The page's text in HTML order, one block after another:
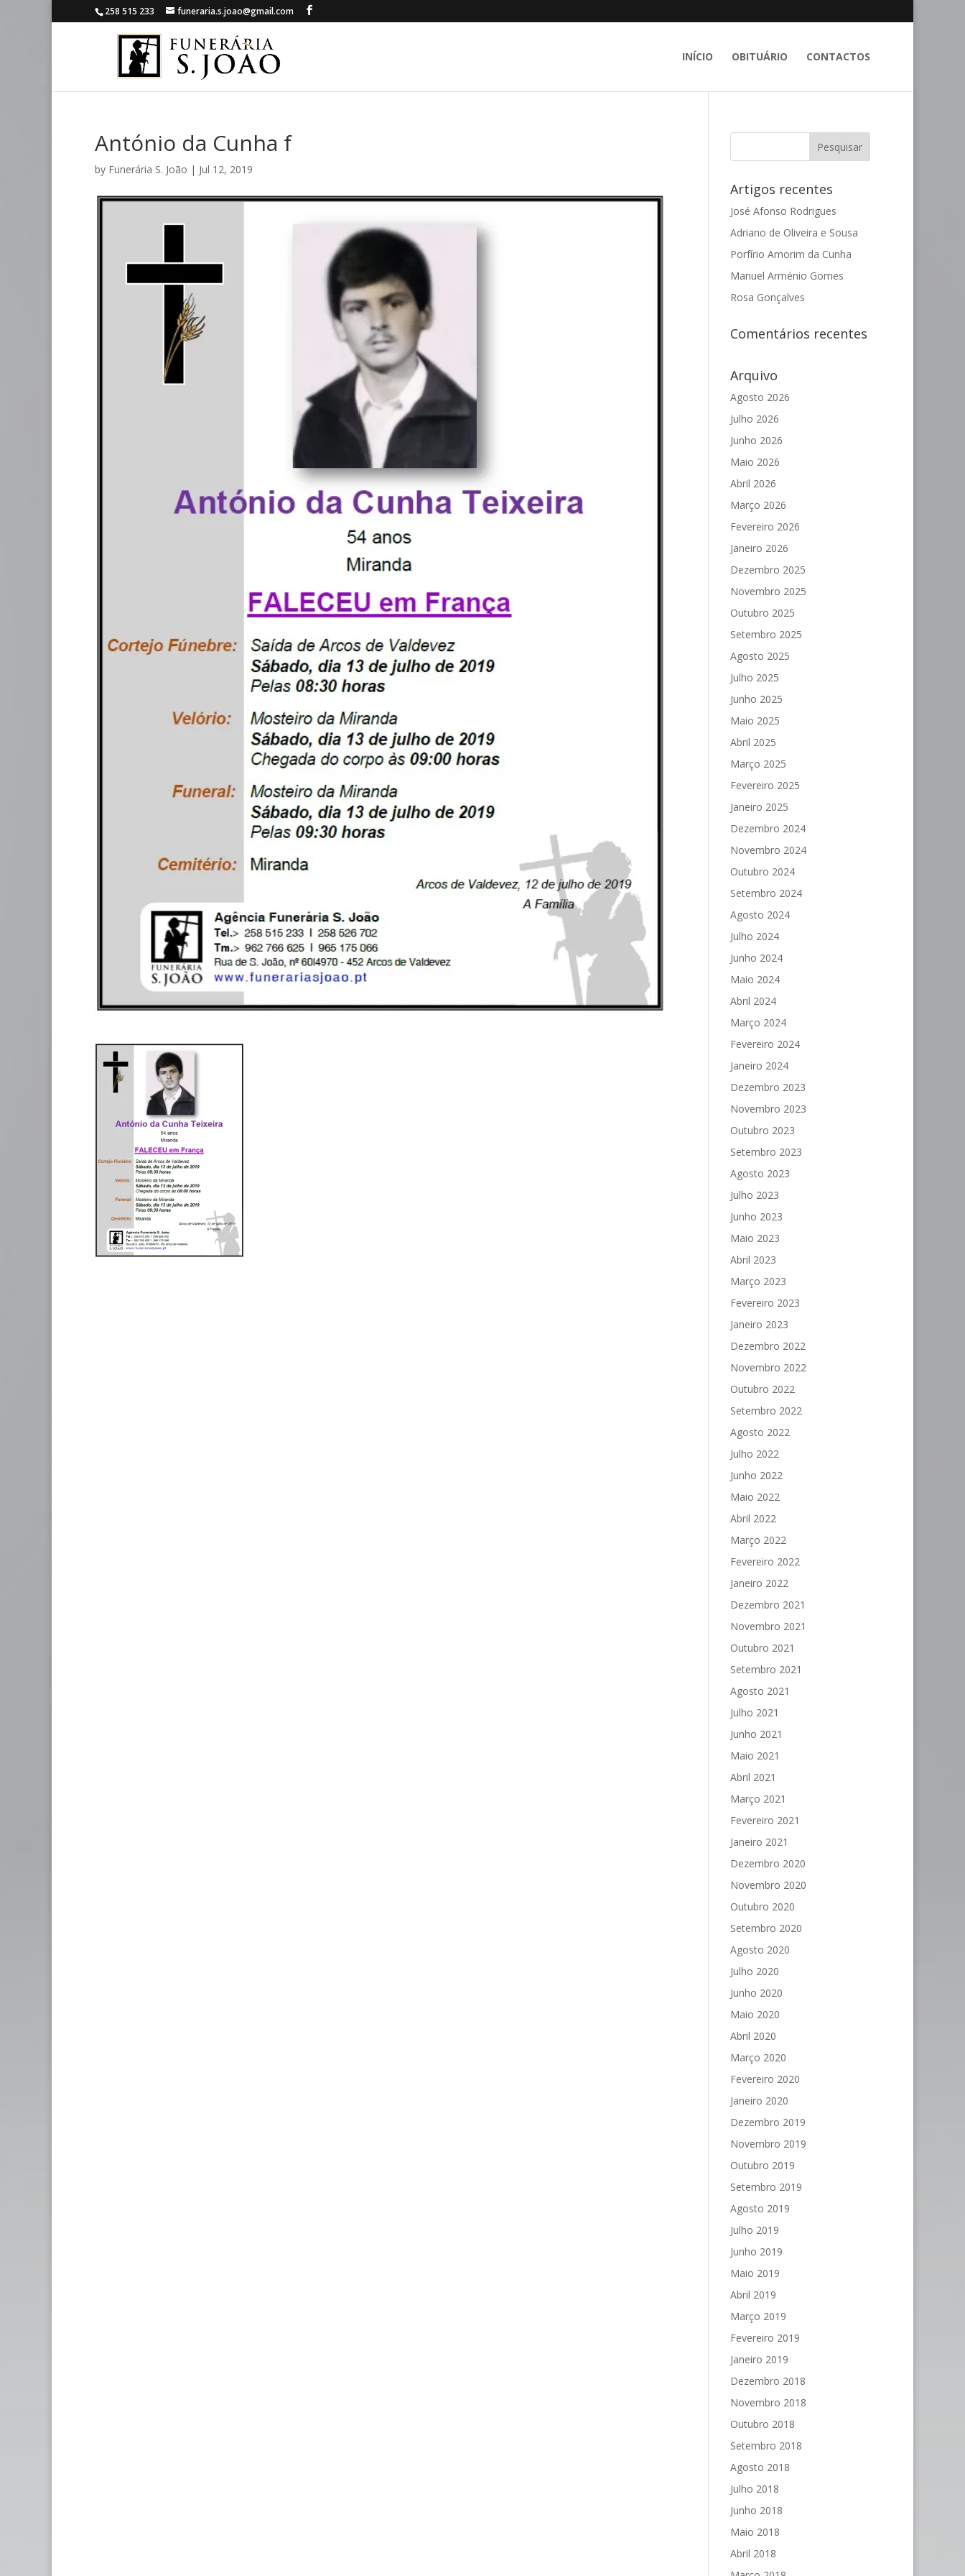
258 515 233 funeraria.s.joao@gmail.com
INÍCIO OBITUÁRIO CONTACTOS
António da Cunha f
by Funerária S. João | Jul 12, 2019
Artigos recentes
José Afonso Rodrigues
Adriano de Oliveira e Sousa
Porfírio Amorim da Cunha
Manuel Arménio Gomes
Rosa Gonçalves
Comentários recentes
Arquivo
Agosto 2026
Julho 2026
Junho 2026
Maio 2026
Abril 2026
Março 2026
Fevereiro 2026
Janeiro 2026
Dezembro 2025
Novembro 2025
Outubro 2025
Setembro 2025
Agosto 2025
Julho 2025
Junho 2025
Maio 2025
Abril 2025
Março 2025
Fevereiro 2025
Janeiro 2025
Dezembro 2024
Novembro 2024
Outubro 2024
Setembro 2024
Agosto 2024
Julho 2024
Junho 2024
Maio 2024
Abril 2024
Março 2024
Fevereiro 2024
Janeiro 2024
Dezembro 2023
Novembro 2023
Outubro 2023
Setembro 2023
Agosto 2023
Julho 2023
Junho 2023
Maio 2023
Abril 2023
Março 2023
Fevereiro 2023
Janeiro 2023
Dezembro 2022
Novembro 2022
Outubro 2022
Setembro 2022
Agosto 2022
Julho 2022
Junho 2022
Maio 2022
Abril 2022
Março 2022
Fevereiro 2022
Janeiro 2022
Dezembro 2021
Novembro 2021
Outubro 2021
Setembro 2021
Agosto 2021
Julho 2021
Junho 2021
Maio 2021
Abril 2021
Março 2021
Fevereiro 2021
Janeiro 2021
Dezembro 2020
Novembro 2020
Outubro 2020
Setembro 2020
Agosto 2020
Julho 2020
Junho 2020
Maio 2020
Abril 2020
Março 2020
Fevereiro 2020
Janeiro 2020
Dezembro 2019
Novembro 2019
Outubro 2019
Setembro 2019
Agosto 2019
Julho 2019
Junho 2019
Maio 2019
Abril 2019
Março 2019
Fevereiro 2019
Janeiro 2019
Dezembro 2018
Novembro 2018
Outubro 2018
Setembro 2018
Agosto 2018
Julho 2018
Junho 2018
Maio 2018
Abril 2018